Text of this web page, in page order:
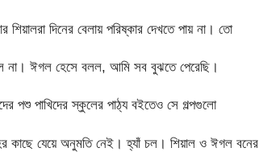
দিনের বেলায় পরিষ্কার দেখতে পায় না। তো
না। ঈগল হেসে বলল, আমি সব বুঝতে পেরেছি।
পশু পাখিদের স্কুলের পাঠ্য বইতেও সে গল্পগুলো
কাছে যেয়ে অনুমতি নেই। হ্যাঁ চল। শিয়াল ও ঈগল বনের